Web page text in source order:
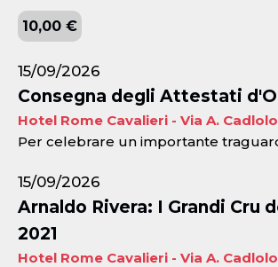
10,00 €
15/09/2026
Consegna degli Attestati
Hotel Rome Cavalieri - Via A. Cadlolo
Per celebrare un importante
15/09/2026
Arnaldo Rivera: I Grandi Cru
2021
Hotel Rome Cavalieri - Via A. Cadlolo